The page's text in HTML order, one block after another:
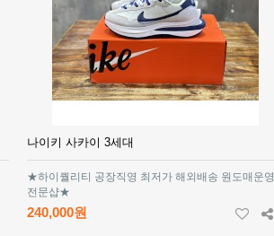
나이키 사카이 3세대
★하이퀄리티 공장직영 최저가 해외배송 원도매운영
전문샵★
240,000원